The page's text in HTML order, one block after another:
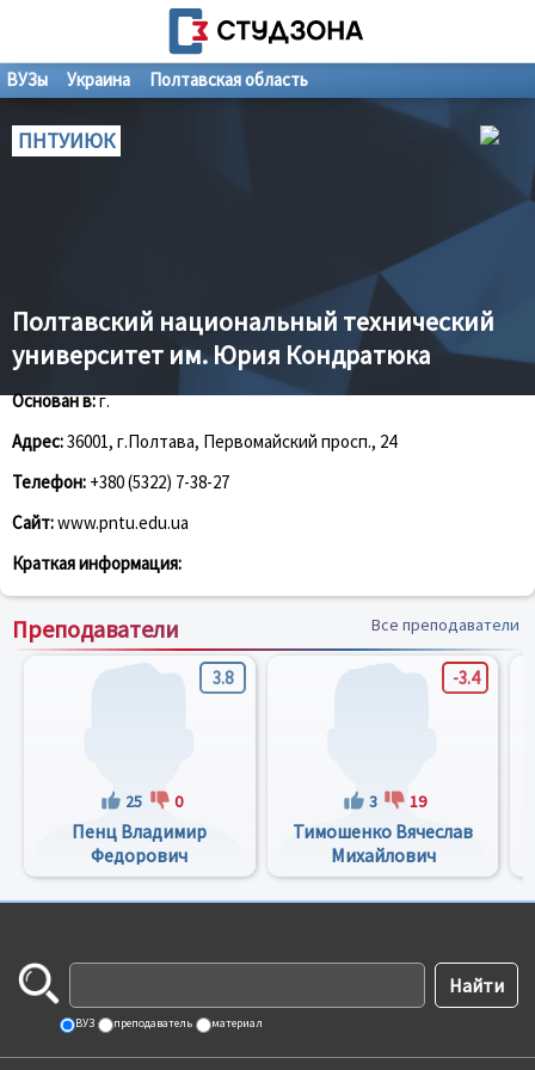
ВУЗы Украина Полтавская область
ПНТУИЮК
Полтавский национальный технический
университет им. Юрия Кондратюка
Основан в:г.
Адрес:36001, г.Полтава, Первомайский просп., 24
Телефон: +380 (5322) 7-38-27
Сайт:www.pntu.edu.ua
Краткая информация:
Преподаватели Все преподаватели
3.8
25 0
Пенц Владимир
Федорович
-3.4
3 19
Тимошенко Вячеслав
Михайлович
ВУЗ преподаватель материал